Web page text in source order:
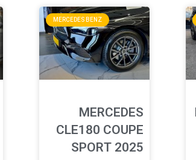
MERCEDES BENZ
MERCEDES
CLE180 COUPE
SPORT 2025